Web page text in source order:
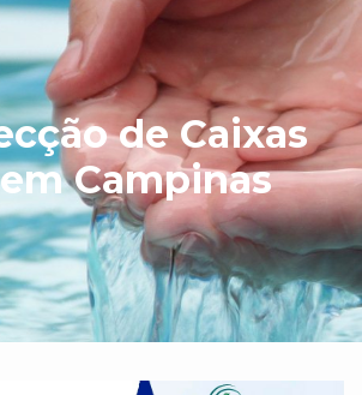
de Caixas
Campinas